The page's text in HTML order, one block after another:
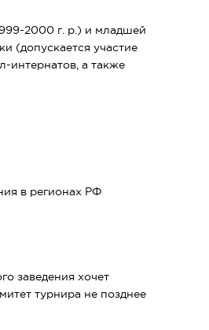
2000 г. р.) и младшей
(допускается участие
интернатов, а также
в регионах РФ
заведения хочет
турнира не позднее